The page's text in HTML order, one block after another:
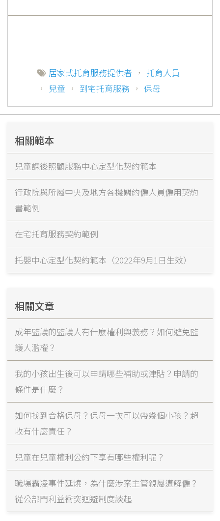
居家式托育服務提供者 ， 托育人員
， 兒童 ， 到宅托育服務 ， 保母
相關範本
兒童課後照顧服務中心定型化契約範本
行政院與所屬中央及地方各機關約僱人員僱用契約
書範例
在宅托育服務契約範例
托嬰中心定型化契約範本（2022年9月1日生效）
相關文章
成年監護的監護人有什麼權利與義務？如何避免監
護人濫權？
我的小孩出生後可以申請哪些補助或津貼？申請的
條件是什麼？
如何找到合格保母？保母一次可以帶幾個小孩？超
收有什麼責任？
兒童在兒童權利公約下享有哪些權利呢？
職場霸凌事件延燒，為什麼涉案主管親屬遭解僱？
從公部門利益衝突迴避制度談起